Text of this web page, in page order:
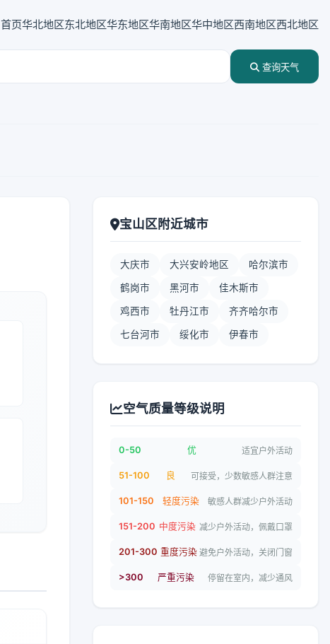
首页华北地区东北地区华东地区华南地区华中地区西南地区西北地区
查询天气
宝山区附近城市
大庆市 大兴安岭地区 哈尔滨市
鹤岗市 黑河市 佳木斯市
鸡西市 牡丹江市 齐齐哈尔市
七台河市 绥化市 伊春市
空气质量等级说明
0-50 优 适宜户外活动
51-100 良 可接受，少数敏感人群注意
101-150 轻度污染 敏感人群减少户外活动
151-200 中度污染 减少户外活动，佩戴口罩
201-300 重度污染 避免户外活动，关闭门窗
>300 严重污染 停留在室内，减少通风